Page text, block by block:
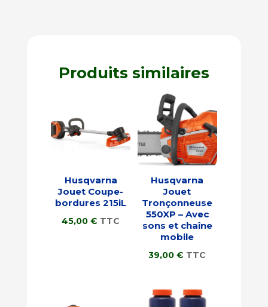
Produits similaires
Husqvarna
Jouet Coupe-
bordures 215iL
45,00€ TTC
Husqvarna
Jouet
Tronçonneuse
550XP – Avec
sons et chaîne
mobile
39,00€ TTC